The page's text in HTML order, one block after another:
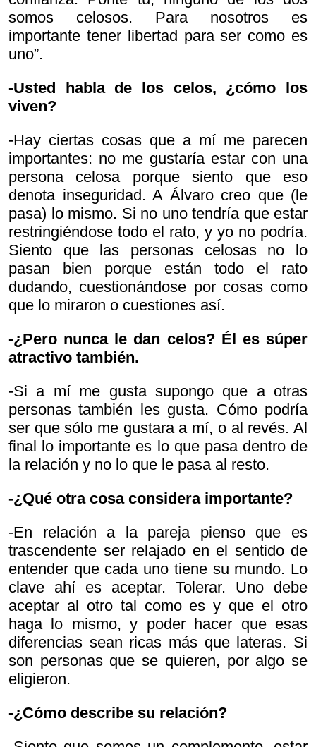
somos celosos. Para nosotros es
importante tener libertad para ser como es
uno”.
-Usted habla de los celos, ¿cómo los
viven?
-Hay ciertas cosas que a mí me parecen
importantes: no me gustaría estar con una
persona celosa porque siento que eso
denota inseguridad. A Álvaro creo que (le
pasa) lo mismo. Si no uno tendría que estar
restringiéndose todo el rato, y yo no podría.
Siento que las personas celosas no lo
pasan bien porque están todo el rato
dudando, cuestionándose por cosas como
que lo miraron o cuestiones así.
-¿Pero nunca le dan celos? Él es súper
atractivo también.
-Si a mí me gusta supongo que a otras
personas también les gusta. Cómo podría
ser que sólo me gustara a mí, o al revés. Al
final lo importante es lo que pasa dentro de
la relación y no lo que le pasa al resto.
-¿Qué otra cosa considera importante?
-En relación a la pareja pienso que es
trascendente ser relajado en el sentido de
entender que cada uno tiene su mundo. Lo
clave ahí es aceptar. Tolerar. Uno debe
aceptar al otro tal como es y que el otro
haga lo mismo, y poder hacer que esas
diferencias sean ricas más que lateras. Si
son personas que se quieren, por algo se
eligieron.
-¿Cómo describe su relación?